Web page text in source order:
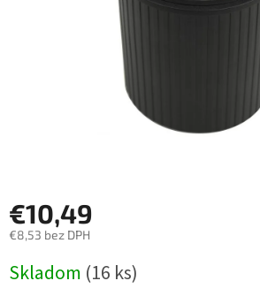
€10,49
€8,53 bez DPH
cena:
Skladom (16 ks)